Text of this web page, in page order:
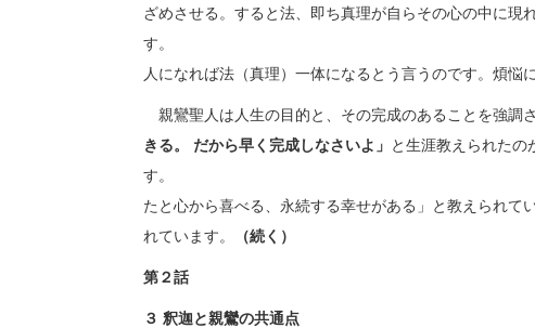
ざめさせる。すると法、即ち真理が自らその心の中に現
す。 清らかになった心には
人になれば法（真理）一体になるとう言うのです。煩
親鸞聖人は人生の目的と、その完成のあることを強調さ
きる。 だから早く完成しなさいよ」 と生涯教えられたの
す。 親鸞の生
たと心から喜べる、永続する幸せがある」と教えられて
れています。
（続く）
第２話
３ 釈迦と親鸞の共通点